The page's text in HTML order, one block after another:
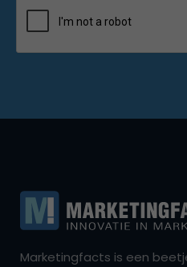
Marketingfacts is een